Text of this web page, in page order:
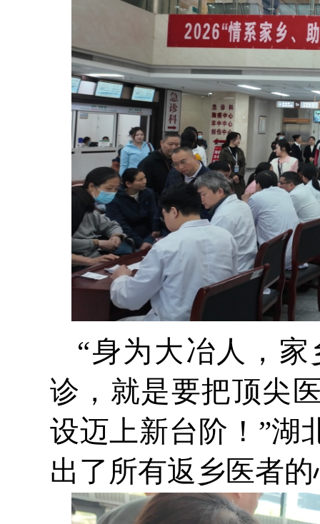
“身为大冶人，
诊，就是要把顶尖
设迈上新台阶！”湖
出了所有返乡医者